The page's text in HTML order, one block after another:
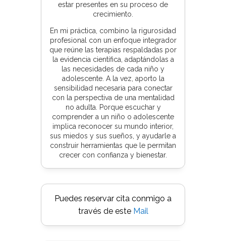
estar presentes en su proceso de
crecimiento.
En mi práctica, combino la rigurosidad
profesional con un enfoque integrador
que reúne las terapias respaldadas por
la evidencia científica, adaptándolas a
las necesidades de cada niño y
adolescente. A la vez, aporto la
sensibilidad necesaria para conectar
con la perspectiva de una mentalidad
no adulta. Porque escuchar y
comprender a un niño o adolescente
implica reconocer su mundo interior,
sus miedos y sus sueños, y ayudarle a
construir herramientas que le permitan
crecer con confianza y bienestar.
Puedes reservar cita conmigo a
través de este Mail